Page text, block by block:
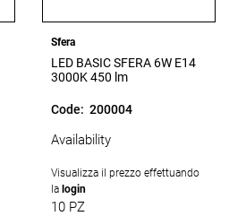
Sfera
LED BASIC SFERA 6W E14
3000K 450 lm
Code: 200004
Availability
Visualizza il prezzo effettuando
la login
10 PZ